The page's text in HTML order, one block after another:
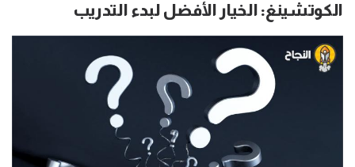
الكوتشينغ: الخيار الأفضل لبدء التدريب